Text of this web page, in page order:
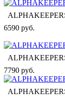
6590 руб.
7790 руб.